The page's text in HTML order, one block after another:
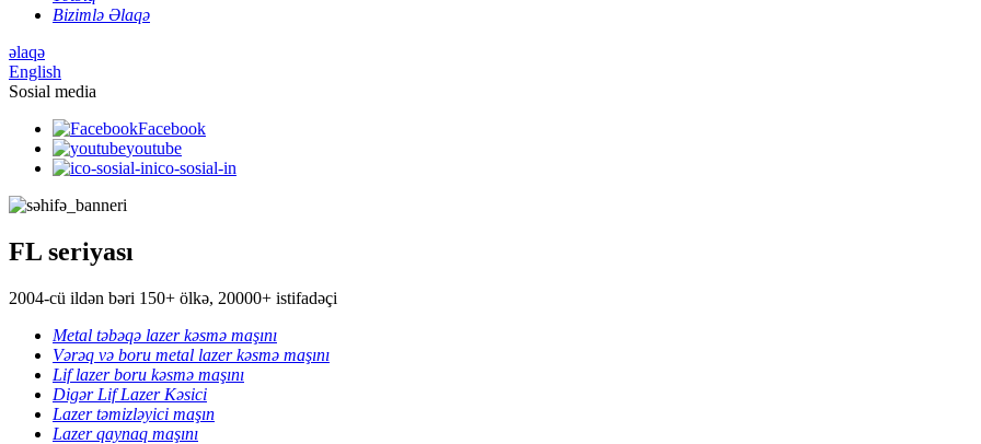
Bizimlə Əlaqə
əlaqə
English
Sosial media
Facebook
youtube
ico-sosial-in
FL seriyası
2004-cü ildən bəri 150+ ölkə, 20000+ istifadəçi
Metal təbəqə lazer kəsmə maşını
Vərəq və boru metal lazer kəsmə maşını
Lif lazer boru kəsmə maşını
Digər Lif Lazer Kəsici
Lazer təmizləyici maşın
Lazer qaynaq maşını